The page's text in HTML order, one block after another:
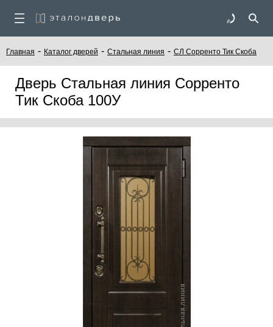
Главная - Каталог дверей - Стальная линия - СЛ Сорренто Тик Скоба
Дверь Стальная линия Сорренто
Тик Скоба 100У